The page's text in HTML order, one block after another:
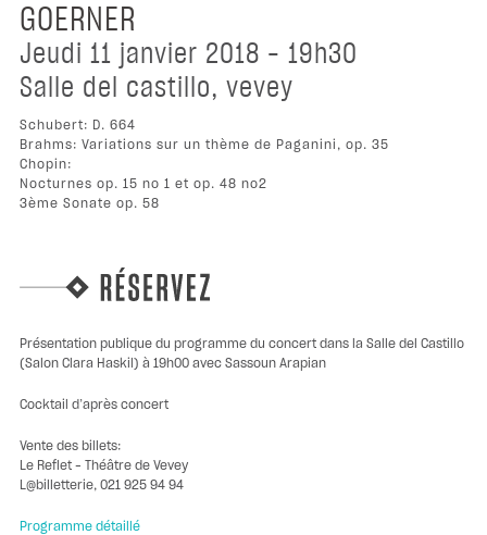
GOERNER
jeudi 11 janvier 2018 - 19h30
salle del castillo, vevey
Schubert: D. 664
Brahms: Variations sur un thème de Paganini, op. 35
Chopin:
Nocturnes op. 15 no 1 et op. 48 no2
3ème Sonate op. 58
Présentation publique du programme du concert dans la Salle del Castillo
(Salon Clara Haskil) à 19h00 avec Sassoun Arapian
Cocktail d’après concert
Vente des billets:
Le Reflet – Théâtre de Vevey
L@billetterie, 021 925 94 94
Programme détaillé